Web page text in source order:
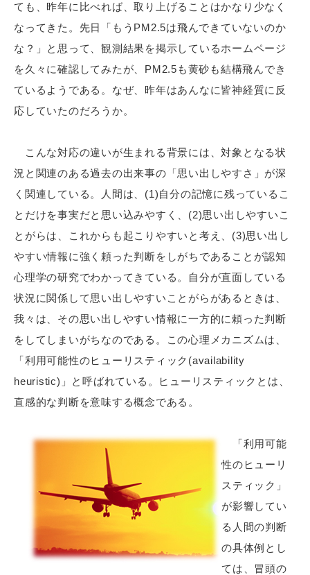
ても、昨年に比べれば、取り上げることはかなり少なく
なってきた。先日「もうPM2.5は飛んできていないのか
な？」と思って、観測結果を掲示しているホームページ
を久々に確認してみたが、PM2.5も黄砂も結構飛んでき
ているようである。なぜ、昨年はあんなに皆神経質に反
応していたのだろうか。
こんな対応の違いが生まれる背景には、対象となる状
況と関連のある過去の出来事の「思い出しやすさ」が深
く関連している。人間は、(1)自分の記憶に残っているこ
とだけを事実だと思い込みやすく、(2)思い出しやすいこ
とがらは、これからも起こりやすいと考え、(3)思い出し
やすい情報に強く頼った判断をしがちであることが認知
心理学の研究でわかってきている。自分が直面している
状況に関係して思い出しやすいことがらがあるときは、
我々は、その思い出しやすい情報に一方的に頼った判断
をしてしまいがちなのである。この心理メカニズムは、
「利用可能性のヒューリスティック(availability
heuristic)」と呼ばれている。ヒューリスティックとは、
直感的な判断を意味する概念である。
「利用可能
性のヒューリ
スティック」
が影響してい
る人間の判断
の具体例とし
ては、冒頭の